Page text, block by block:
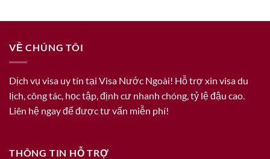
VỀ CHÚNG TÔI
Dịch vụ visa uy tín tại Visa Nước Ngoài! Hỗ trợ xin visa du
lịch, công tác, học tập, định cư nhanh chóng, tỷ lệ đậu cao.
Liên hệ ngay để được tư vấn miễn phí!
THÔNG TIN HỖ TRỢ